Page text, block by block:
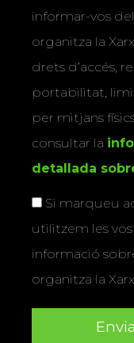
informar-vos
organitza la
drets d’accés,
portabilitat,
per mitjans
consultar la
detallada
Si marqueu
utilitzem les
informació
organitza la